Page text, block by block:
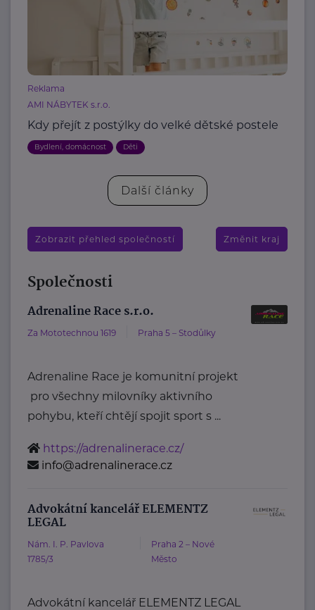
Reklama
AMI NÁBYTEK s.r.o.
Kdy přejít z postýlky do velké dětské postele
Bydlení, domácnost Děti
Další články
Zobrazit přehled společností Změnit kraj
Společnosti
Adrenaline Race s.r.o.
Za Mototechnou 1619 Praha 5 – Stodůlky
Adrenaline Race je komunitní projekt
pro všechny milovníky aktivního
pohybu, kteří chtějí spojit sport s ...
https://adrenalinerace.cz/
info@adrenalinerace.cz
Advokátní kancelář ELEMENTZ
LEGAL
Nám. I. P. Pavlova
1785/3
Praha 2 – Nové
Město
Advokátní kancelář ELEMENTZ LEGAL